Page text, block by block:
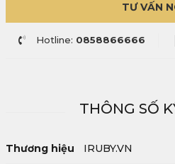
TƯ VẤN
Hotline: 0858866666
THÔNG SỐ
Thương hiệu IRUBY.VN